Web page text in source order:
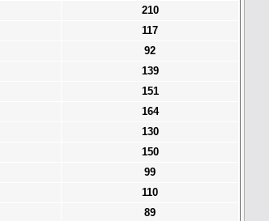
210
117
92
139
151
164
130
150
99
110
89